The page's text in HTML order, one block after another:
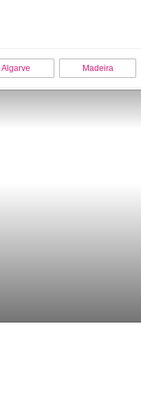
Algarve Madeira